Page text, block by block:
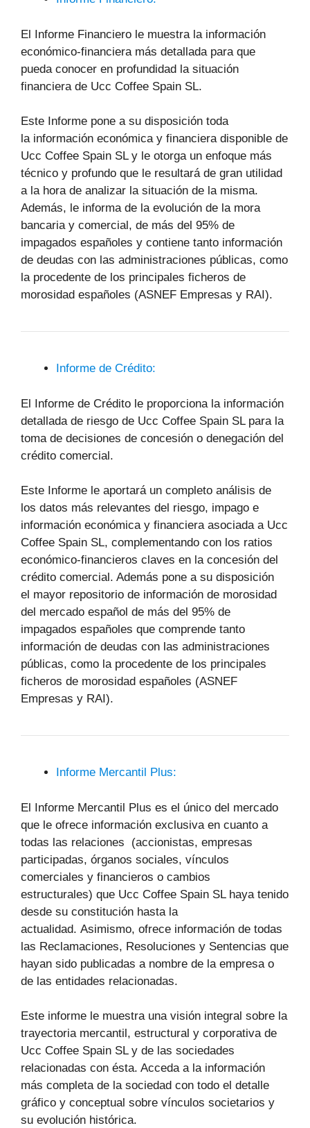
El Informe Financiero le muestra la información
económico-financiera más detallada para que
pueda conocer en profundidad la situación
financiera de Ucc Coffee Spain SL.
Este Informe pone a su disposición toda
la información económica y financiera disponible de
Ucc Coffee Spain SL y le otorga un enfoque más
técnico y profundo que le resultará de gran utilidad
a la hora de analizar la situación de la misma.
Además, le informa de la evolución de la mora
bancaria y comercial, de más del 95% de
impagados españoles y contiene tanto información
de deudas con las administraciones públicas, como
la procedente de los principales ficheros de
morosidad españoles (ASNEF Empresas y RAI).
Informe de Crédito:
El Informe de Crédito le proporciona la información
detallada de riesgo de Ucc Coffee Spain SL para la
toma de decisiones de concesión o denegación del
crédito comercial.
Este Informe le aportará un completo análisis de
los datos más relevantes del riesgo, impago e
información económica y financiera asociada a Ucc
Coffee Spain SL, complementando con los ratios
económico-financieros claves en la concesión del
crédito comercial. Además pone a su disposición
el mayor repositorio de información de morosidad
del mercado español de más del 95% de
impagados españoles que comprende tanto
información de deudas con las administraciones
públicas, como la procedente de los principales
ficheros de morosidad españoles (ASNEF
Empresas y RAI).
Informe Mercantil Plus:
El Informe Mercantil Plus es el único del mercado
que le ofrece información exclusiva en cuanto a
todas las relaciones (accionistas, empresas
participadas, órganos sociales, vínculos
comerciales y financieros o cambios
estructurales) que Ucc Coffee Spain SL haya tenido
desde su constitución hasta la
actualidad. Asimismo, ofrece información de todas
las Reclamaciones, Resoluciones y Sentencias que
hayan sido publicadas a nombre de la empresa o
de las entidades relacionadas.
Este informe le muestra una visión integral sobre la
trayectoria mercantil, estructural y corporativa de
Ucc Coffee Spain SL y de las sociedades
relacionadas con ésta. Acceda a la información
más completa de la sociedad con todo el detalle
gráfico y conceptual sobre vínculos societarios y
su evolución histórica.